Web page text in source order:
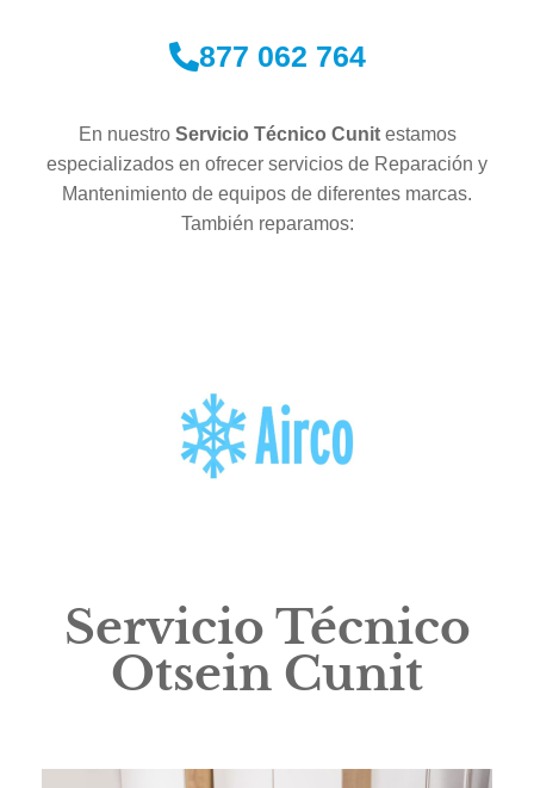
877 062 764
En nuestro Servicio Técnico Cunitestamos
especializados en ofrecer servicios de Reparación y
Mantenimiento de equipos de diferentes marcas.
También reparamos:
Servicio Técnico
Otsein Cunit